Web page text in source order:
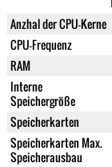
Anzhal der CPU-Kerne
CPU-Frequenz
RAM
Interne
Speichergröße
Speicherkarten
Speicherkarten Max.
Speicherausbau